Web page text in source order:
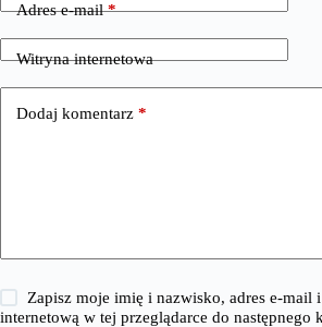
Adres e-mail*
Witryna internetowa
Dodaj komentarz *
Zapisz moje imię i nazwisko, adres e-mail
internetową w tej przeglądarce do następnego